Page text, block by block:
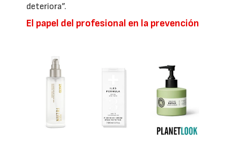
deteriora”.
El papel del profesional en la prevención